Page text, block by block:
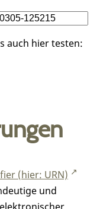
auch hier testen:
(hier: URN)
und